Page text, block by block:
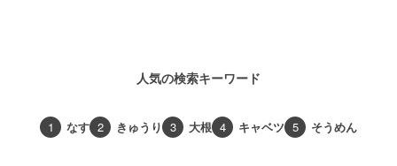
人気の検索キーワード
1 なす 2 きゅうり 3 大根 4 キャベツ 5 そうめん